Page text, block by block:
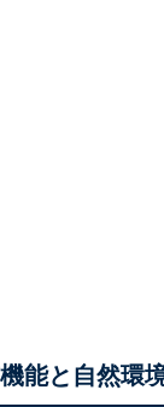
能と自然環